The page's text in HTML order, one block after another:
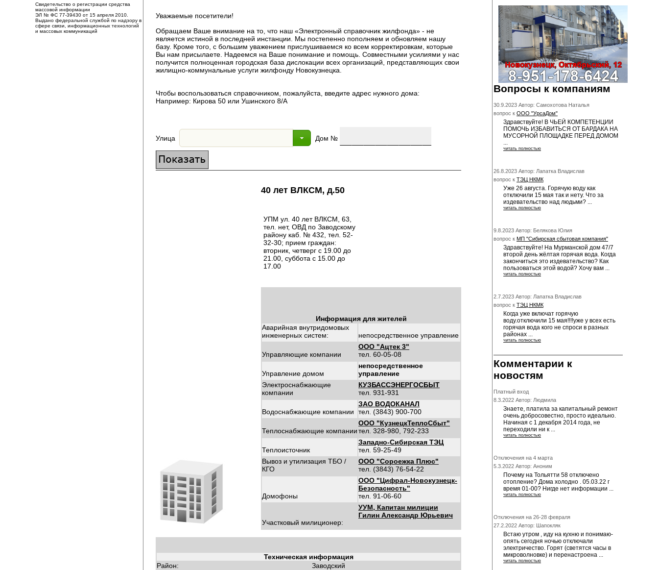
Свидетельство о регистрации средства
массовой информации
ЭЛ № ФС 77-39430 от 15 апреля 2010.
Выдано федеральной службой по надзору в
сфере связи, информационных технологий
и массовых коммуникаций
Уважаемые посетители!
Обращаем Ваше внимание на то, что наш «Электронный справочник жилфонда» - не
является истиной в последней инстанции. Мы постепенно пополняем и обновляем нашу
базу. Кроме того, с большим уважением прислушиваемся ко всем корректировкам, которые
Вы нам присылаете. Надеемся на Ваше понимание и помощь. Совместными усилиями у нас
получится полноценная городская база дислокации всех организаций, представляющих свои
жилищно-коммунальные услуги жилфонду Новокузнецка.
Чтобы воспользоваться справочником, пожалуйста, введите адрес нужного дома:
Например: Кирова 50 или Ушинского 8/А
Улица Дом №
40 лет ВЛКСМ, д.50
УПМ ул. 40 лет ВЛКСМ, 63,
тел. нет, ОВД по Заводскому
району каб. № 432, тел. 52-
32-30; прием граждан:
вторник, четверг с 19.00 до
21.00, суббота с 15.00 до
17.00
Информация для жителей
Аварийная внутридомовых
инженерных систем:
непосредственное управление
Управляющие компании
ООО "Ацтек 3"
тел. 60-05-08
Управление домом
непосредственное
управление
Электроснабжающие
компании
КУЗБАССЭНЕРГОСБЫТ
тел. 931-931
Водоснабжающие компании
ЗАО ВОДОКАНАЛ
тел. (3843) 900-700
Теплоснабжающие компании
ООО "КузнецкТеплоСбыт"
тел. 328-980, 792-233
Теплоисточник
Западно-Сибирская ТЭЦ
тел. 59-25-49
Вывоз и утилизация ТБО /
КГО
ООО "Сороежка Плюс"
тел. (3843) 76-54-22
Домофоны
ООО "Цифрал-Новокузнецк-
Безопасность"
тел. 91-06-60
Участковый милиционер:
УУМ, Капитан милиции
Гилин Александр Юрьевич
Техническая информация
Район:
Заводский
Вопросы к компаниям
30.9.2023 Автор: Самохотова Наталья
вопрос к ООО "УрсаДом"
Здравствуйте! В ЧЬЕЙ КОМПЕТЕНЦИИ
ПОМОЧЬ ИЗБАВИТЬСЯ ОТ БАРДАКА НА
МУСОРНОЙ ПЛОЩАДКЕ ПЕРЕД ДОМОМ
...
читать полностью
26.8.2023 Автор: Лапатка Владислав
вопрос к ТЭЦ НКМК
Уже 26 августа. Горячую воду как
отключили 15 мая так и нету. Что за
издевательство над людьми? ...
читать полностью
9.8.2023 Автор: Белякова Юлия
вопрос к МП "Сибирская сбытовая компания"
Здравствуйте! На Мурманской дом 47/7
второй день жёлтая горячая вода. Когда
закончиться это издевательство? Как
пользоваться этой водой? Хочу вам ...
читать полностью
2.7.2023 Автор: Лапатка Владислав
вопрос к ТЭЦ НКМК
Когда уже включат горячую
воду.отключили 15 мая!!!!уже у всех есть
горячая вода кого не спроси в разных
районах ...
читать полностью
Комментарии к
новостям
Платный вход
8.3.2022 Автор: Людмила
Знаете, платила за капитальный ремонт
очень добросовестно, просто идеально.
Начиная с 1 декабря 2014 года, не
переходили ни к ...
читать полностью
Отключения на 4 марта
5.3.2022 Автор: Аноним
Почему на Тольятти 58 отключено
отопление? Дома холодно . 05.03.22 г
время 01-00? Нигде нет информации ...
читать полностью
Отключения на 26-28 февраля
27.2.2022 Автор: Шапокляк
Встаю утром , иду на кухню и понимаю-
опять сегодня ночью отключали
электричество. Горят (светятся часы в
микроволновке) и перенастроена ...
читать полностью